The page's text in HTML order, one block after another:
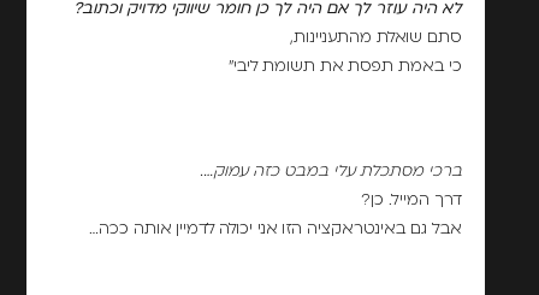
לא היה עוזר לך אם היה לך כן חומר שיווקי מדויק וכתוב?
סתם שואלת מהתעניינות,
כי באמת תפסת את תשומת ליבי"
ברכי מסתכלת עלי במבט כזה עמוק….
דרך המייל. כן?
אבל גם באינטראקציה הזו אני יכולה לדמיין אותה ככה…